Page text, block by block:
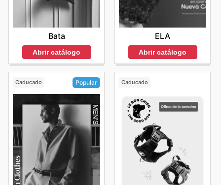
Bata
Abrir catálogo
ELA
Abrir catálogo
Caducado Popular Caducado